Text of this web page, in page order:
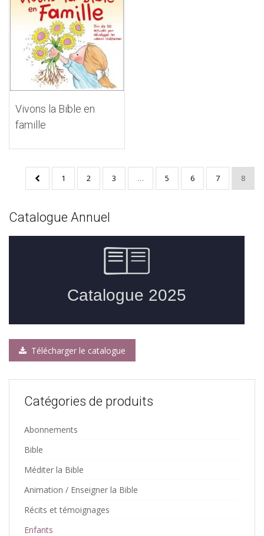
Vivons la Bible en
famille
1 2 3 … 5 6 7 8
Catalogue Annuel
Télécharger le catalogue
Catégories de produits
Abonnements
Bible
Méditer la Bible
Animation / Enseigner la Bible
Récits et témoignages
Enfants